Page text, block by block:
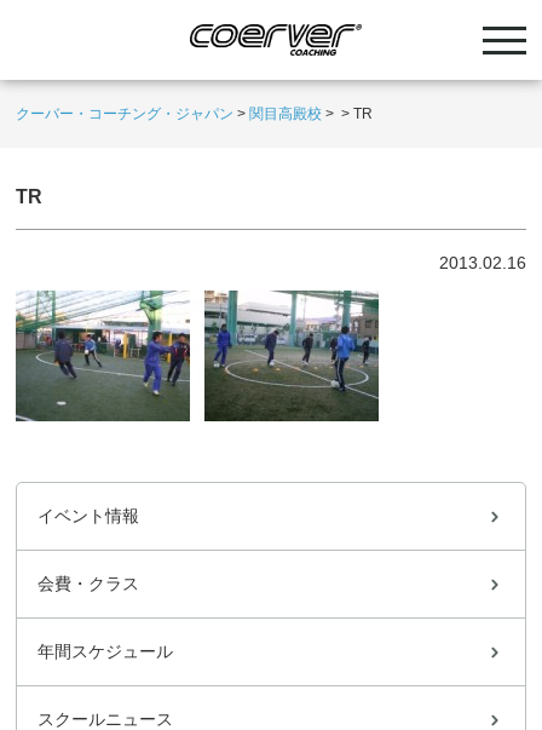
クーバー・コーチング・ジャパン > 関目高殿校 > >TR
TR
2013.02.16
イベント情報
会費・クラス
年間スケジュール
スクールニュース